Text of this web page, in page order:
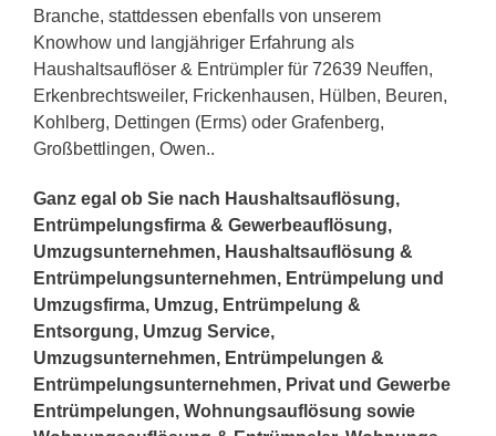
Branche, stattdessen ebenfalls von unserem
Knowhow und langjähriger Erfahrung als
Haushaltsauflöser & Entrümpler für 72639 Neuffen,
Erkenbrechtsweiler, Frickenhausen, Hülben, Beuren,
Kohlberg, Dettingen (Erms) oder Grafenberg,
Großbettlingen, Owen..
Ganz egal ob Sie nach Haushaltsauflösung,
Entrümpelungsfirma & Gewerbeauflösung,
Umzugsunternehmen, Haushaltsauflösung &
Entrümpelungsunternehmen, Entrümpelung und
Umzugsfirma, Umzug, Entrümpelung &
Entsorgung, Umzug Service,
Umzugsunternehmen, Entrümpelungen &
Entrümpelungsunternehmen, Privat und Gewerbe
Entrümpelungen, Wohnungsauflösung sowie